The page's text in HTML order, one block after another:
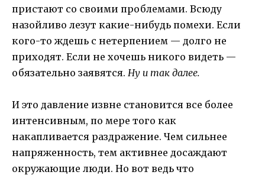
пристают со своими проблемами. Всюду
назойливо лезут какие-нибудь помехи. Если
кого-то ждешь с нетерпением — долго не
приходят. Если не хочешь никого видеть —
обязательно заявятся. Ну и так далее.
И это давление извне становится все более
интенсивным, по мере того как
накапливается раздражение. Чем сильнее
напряженность, тем активнее досаждают
окружающие люди. Но вот ведь что